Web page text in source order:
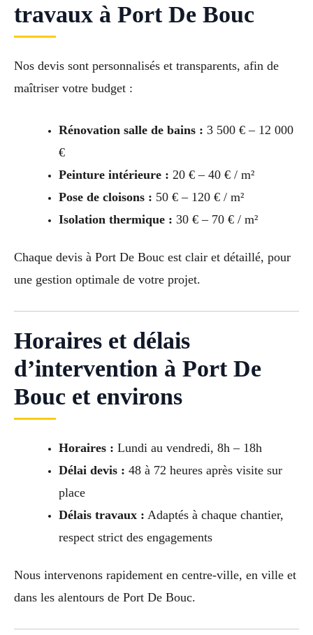
travaux à Port De Bouc
Nos devis sont personnalisés et transparents, afin de
maîtriser votre budget :
Rénovation salle de bains : 3 500 € – 12 000
€
Peinture intérieure : 20 € – 40 € / m²
Pose de cloisons : 50 € – 120 € / m²
Isolation thermique : 30 € – 70 € / m²
Chaque devis à Port De Bouc est clair et détaillé, pour
une gestion optimale de votre projet.
Horaires et délais
d’intervention à Port De
Bouc et environs
Horaires : Lundi au vendredi, 8h – 18h
Délai devis : 48 à 72 heures après visite sur
place
Délais travaux : Adaptés à chaque chantier,
respect strict des engagements
Nous intervenons rapidement en centre-ville, en ville et
dans les alentours de Port De Bouc.